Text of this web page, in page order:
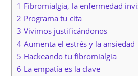
1 Fibromialgia, la enfermedad
2 Programa tu cita
3 Vivimos justificándonos
4 Aumenta el estrés y la ansiedad
5 Hackeando tu fibromialgia
6 La empatía es la clave